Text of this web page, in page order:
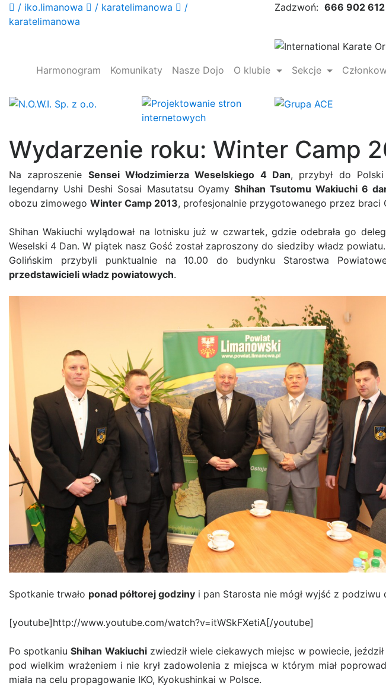
/ iko.limanowa / karatelimanowa
/
karatelimanowa
Zadzwoń: 666 902 612
Harmonogram Komunikaty Nasze Dojo O klubie Sekcje
Wydarzenie roku: Winter Camp
Na zaproszenie Sensei Włodzimierza Weselskiego 4 Dan, przybył do
legendarny Ushi Deshi Sosai Masutatsu Oyamy Shihan Tsutomu Wakiuchi 6
obozu zimowego Winter Camp 2013, profesjonalnie przygotowanego przez braci
Shihan Wakiuchi wylądował na lotnisku już w czwartek, gdzie odebrała go
Weselski 4 Dan. W piątek nasz Gość został zaproszony do siedziby władz
Golińskim przybyli punktualnie na 10.00 do budynku Starostwa
przedstawicieli władz powiatowych.
Spotkanie trwało ponad półtorej godziny i pan Starosta nie mógł wyjść z podziwu
[youtube]http://www.youtube.com/watch?v=itWSkFXetiA[/youtube]
Po spotkaniuShihan Wakiuchizwiedził wiele ciekawych miejsc w powiecie,
pod wielkim wrażeniem i nie krył zadowolenia z miejsca w którym miał
miała na celu propagowanie IKO, Kyokushinkai w Polsce.